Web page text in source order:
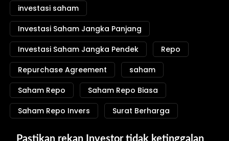
investasi saham
Investasi Saham Jangka Panjang
Investasi Saham Jangka Pendek
Repo
Repurchase Agreement
saham
Saham Repo
Saham Repo Biasa
Saham Repo Invers
Surat Berharga
Pastikan rekan Investor tidak ketinggalan